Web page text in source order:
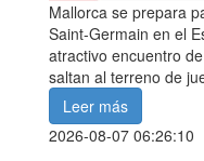
Mallorca se prepara
Saint-Germain en el
atractivo encuentro
saltan al terreno de
Leer más
2026-08-07 06:26:10